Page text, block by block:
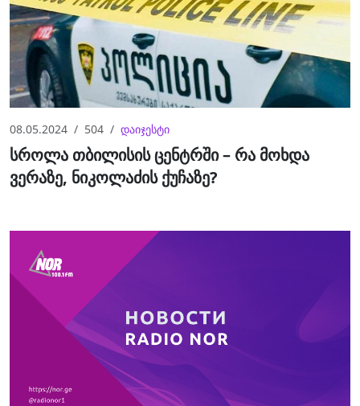
08.05.2024 504 დაიჯესტი
სროლა თბილისის ცენტრში – რა მოხდა
ვერაზე, ნიკოლაძის ქუჩაზე?